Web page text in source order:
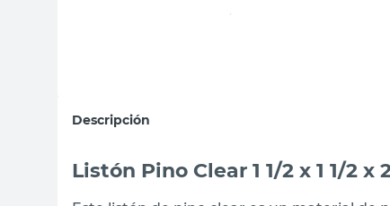
Descripción
Listón Pino Clear 1 1/2 x 1 1/2